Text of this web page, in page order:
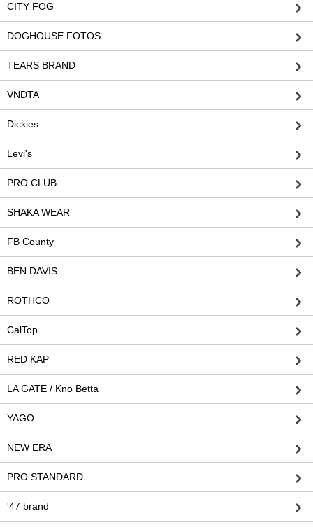
CITY FOG
DOGHOUSE FOTOS
TEARS BRAND
VNDTA
Dickies
Levi's
PRO CLUB
SHAKA WEAR
FB County
BEN DAVIS
ROTHCO
CalTop
RED KAP
LA GATE / Kno Betta
YAGO
NEW ERA
PRO STANDARD
'47 brand